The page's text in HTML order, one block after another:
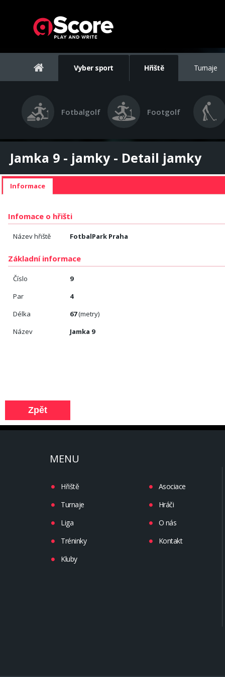
Vyber sport Hřiště Turnaje
Fotbalgolf Footgolf
Jamka 9 - jamky - Detail jamky
Informace
Infomace o hřišti
Název hřiště FotbalPark Praha
Základní informace
Číslo
9
Par
4
Délka
67(metry)
Název
Jamka 9
MENU
Hřiště
Turnaje
Liga
Tréninky
Kluby
Asociace
Hráči
O nás
Kontakt